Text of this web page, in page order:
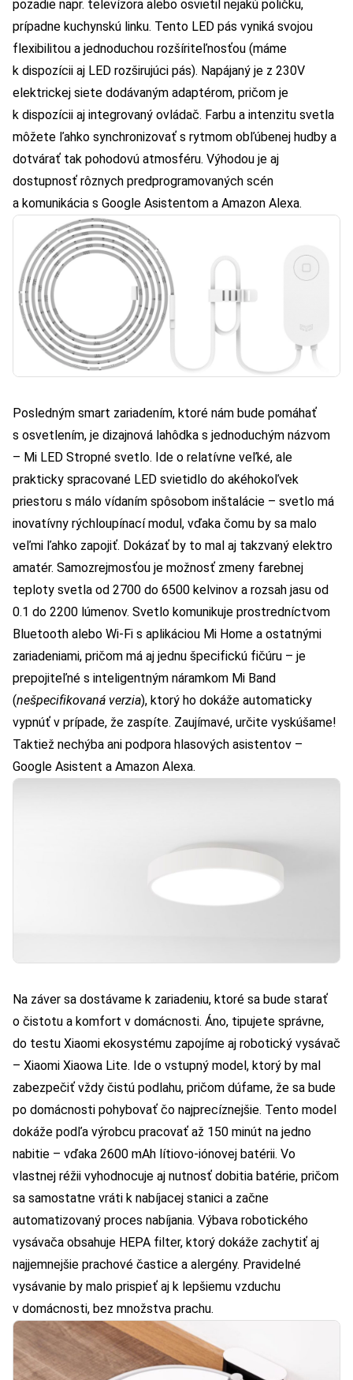
pozadie napr. televízora alebo osvietil nejakú poličku,
prípadne kuchynskú linku. Tento LED pás vyniká svojou
flexibilitou a jednoduchou rozšíriteľnosťou (máme
k dispozícii aj LED rozširujúci pás). Napájaný je z 230V
elektrickej siete dodávaným adaptérom, pričom je
k dispozícii aj integrovaný ovládač. Farbu a intenzitu svetla
môžete ľahko synchronizovať s rytmom obľúbenej hudby a
dotvárať tak pohodovú atmosféru. Výhodou je aj
dostupnosť rôznych predprogramovaných scén
a komunikácia s Google Asistentom a Amazon Alexa.
Posledným smart zariadením, ktoré nám bude pomáhať
s osvetlením, je dizajnová lahôdka s jednoduchým názvom
– Mi LED Stropné svetlo. Ide o relatívne veľké, ale
prakticky spracované LED svietidlo do akéhokoľvek
priestoru s málo vídaním spôsobom inštalácie – svetlo má
inovatívny rýchloupínací modul, vďaka čomu by sa malo
veľmi ľahko zapojiť. Dokázať by to mal aj takzvaný elektro
amatér. Samozrejmosťou je možnosť zmeny farebnej
teploty svetla od 2700 do 6500 kelvinov a rozsah jasu od
0.1 do 2200 lúmenov. Svetlo komunikuje prostredníctvom
Bluetooth alebo Wi-Fi s aplikáciou Mi Home a ostatnými
zariadeniami, pričom má aj jednu špecifickú fičúru – je
prepojiteľné s inteligentným náramkom Mi Band
(nešpecifikovaná verzia), ktorý ho dokáže automaticky
vypnúť v prípade, že zaspíte. Zaujímavé, určite vyskúšame!
Taktiež nechýba ani podpora hlasových asistentov –
Google Asistent a Amazon Alexa.
Na záver sa dostávame k zariadeniu, ktoré sa bude starať
o čistotu a komfort v domácnosti. Áno, tipujete správne,
do testu Xiaomi ekosystému zapojíme aj robotický vysávač
– Xiaomi Xiaowa Lite. Ide o vstupný model, ktorý by mal
zabezpečiť vždy čistú podlahu, pričom dúfame, že sa bude
po domácnosti pohybovať čo najprecíznejšie. Tento model
dokáže podľa výrobcu pracovať až 150 minút na jedno
nabitie – vďaka 2600 mAh lítiovo-iónovej batérii. Vo
vlastnej réžii vyhodnocuje aj nutnosť dobitia batérie, pričom
sa samostatne vráti k nabíjacej stanici a začne
automatizovaný proces nabíjania. Výbava robotického
vysávača obsahuje HEPA filter, ktorý dokáže zachytiť aj
najjemnejšie prachové častice a alergény. Pravidelné
vysávanie by malo prispieť aj k lepšiemu vzduchu
v domácnosti, bez množstva prachu.